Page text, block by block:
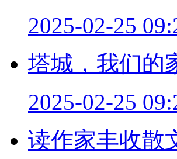
2025-02-25
塔城，我们
2025-02-25
读作家丰收散